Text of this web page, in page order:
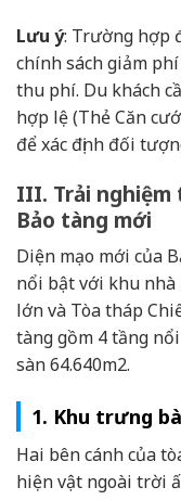
Lưu ý: Trường hợp
chính sách giảm
thu phí. Du khách
hợp lệ (Thẻ Căn
để xác định đối
III. Trải nghiệm
Bảo tàng mới
Diện mạo mới của
nổi bật với khu
lớn và Tòa tháp
tàng gồm 4 tầng
sàn 64.640m2.
1. Khu trưng
Hai bên cánh của
hiện vật ngoài trời